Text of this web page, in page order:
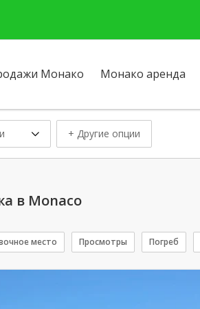
Монако Монако аренда
+ Другие опции
в Monaco
место Просмотры Погреб